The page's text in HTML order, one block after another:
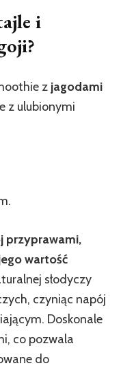
i
z jagodami
z ulubionymi
przyprawami,
wartość
słodyczy
czyniąc napój
Doskonale
co pozwala
do